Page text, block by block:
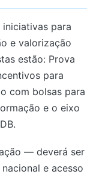
iniciativas para
e valorização
estão: Prova
para
com bolsas para
e o eixo
— deverá ser
e acesso